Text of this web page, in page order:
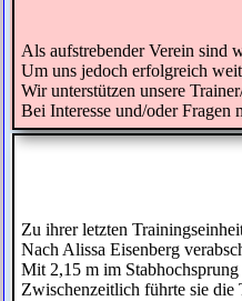
Als aufstrebender Verein sind
Um uns jedoch erfolgreich
Wir unterstützen unsere
Bei Interesse und/oder
Zu ihrer letzten
Nach Alissa Eisenberg
Mit 2,15 m im
Zwischenzeitlich führte sie die